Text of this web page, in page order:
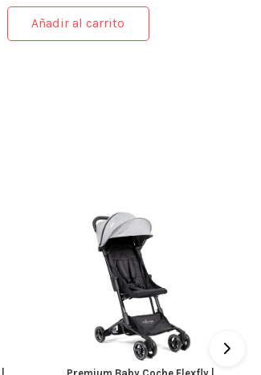
Añadir al carrito